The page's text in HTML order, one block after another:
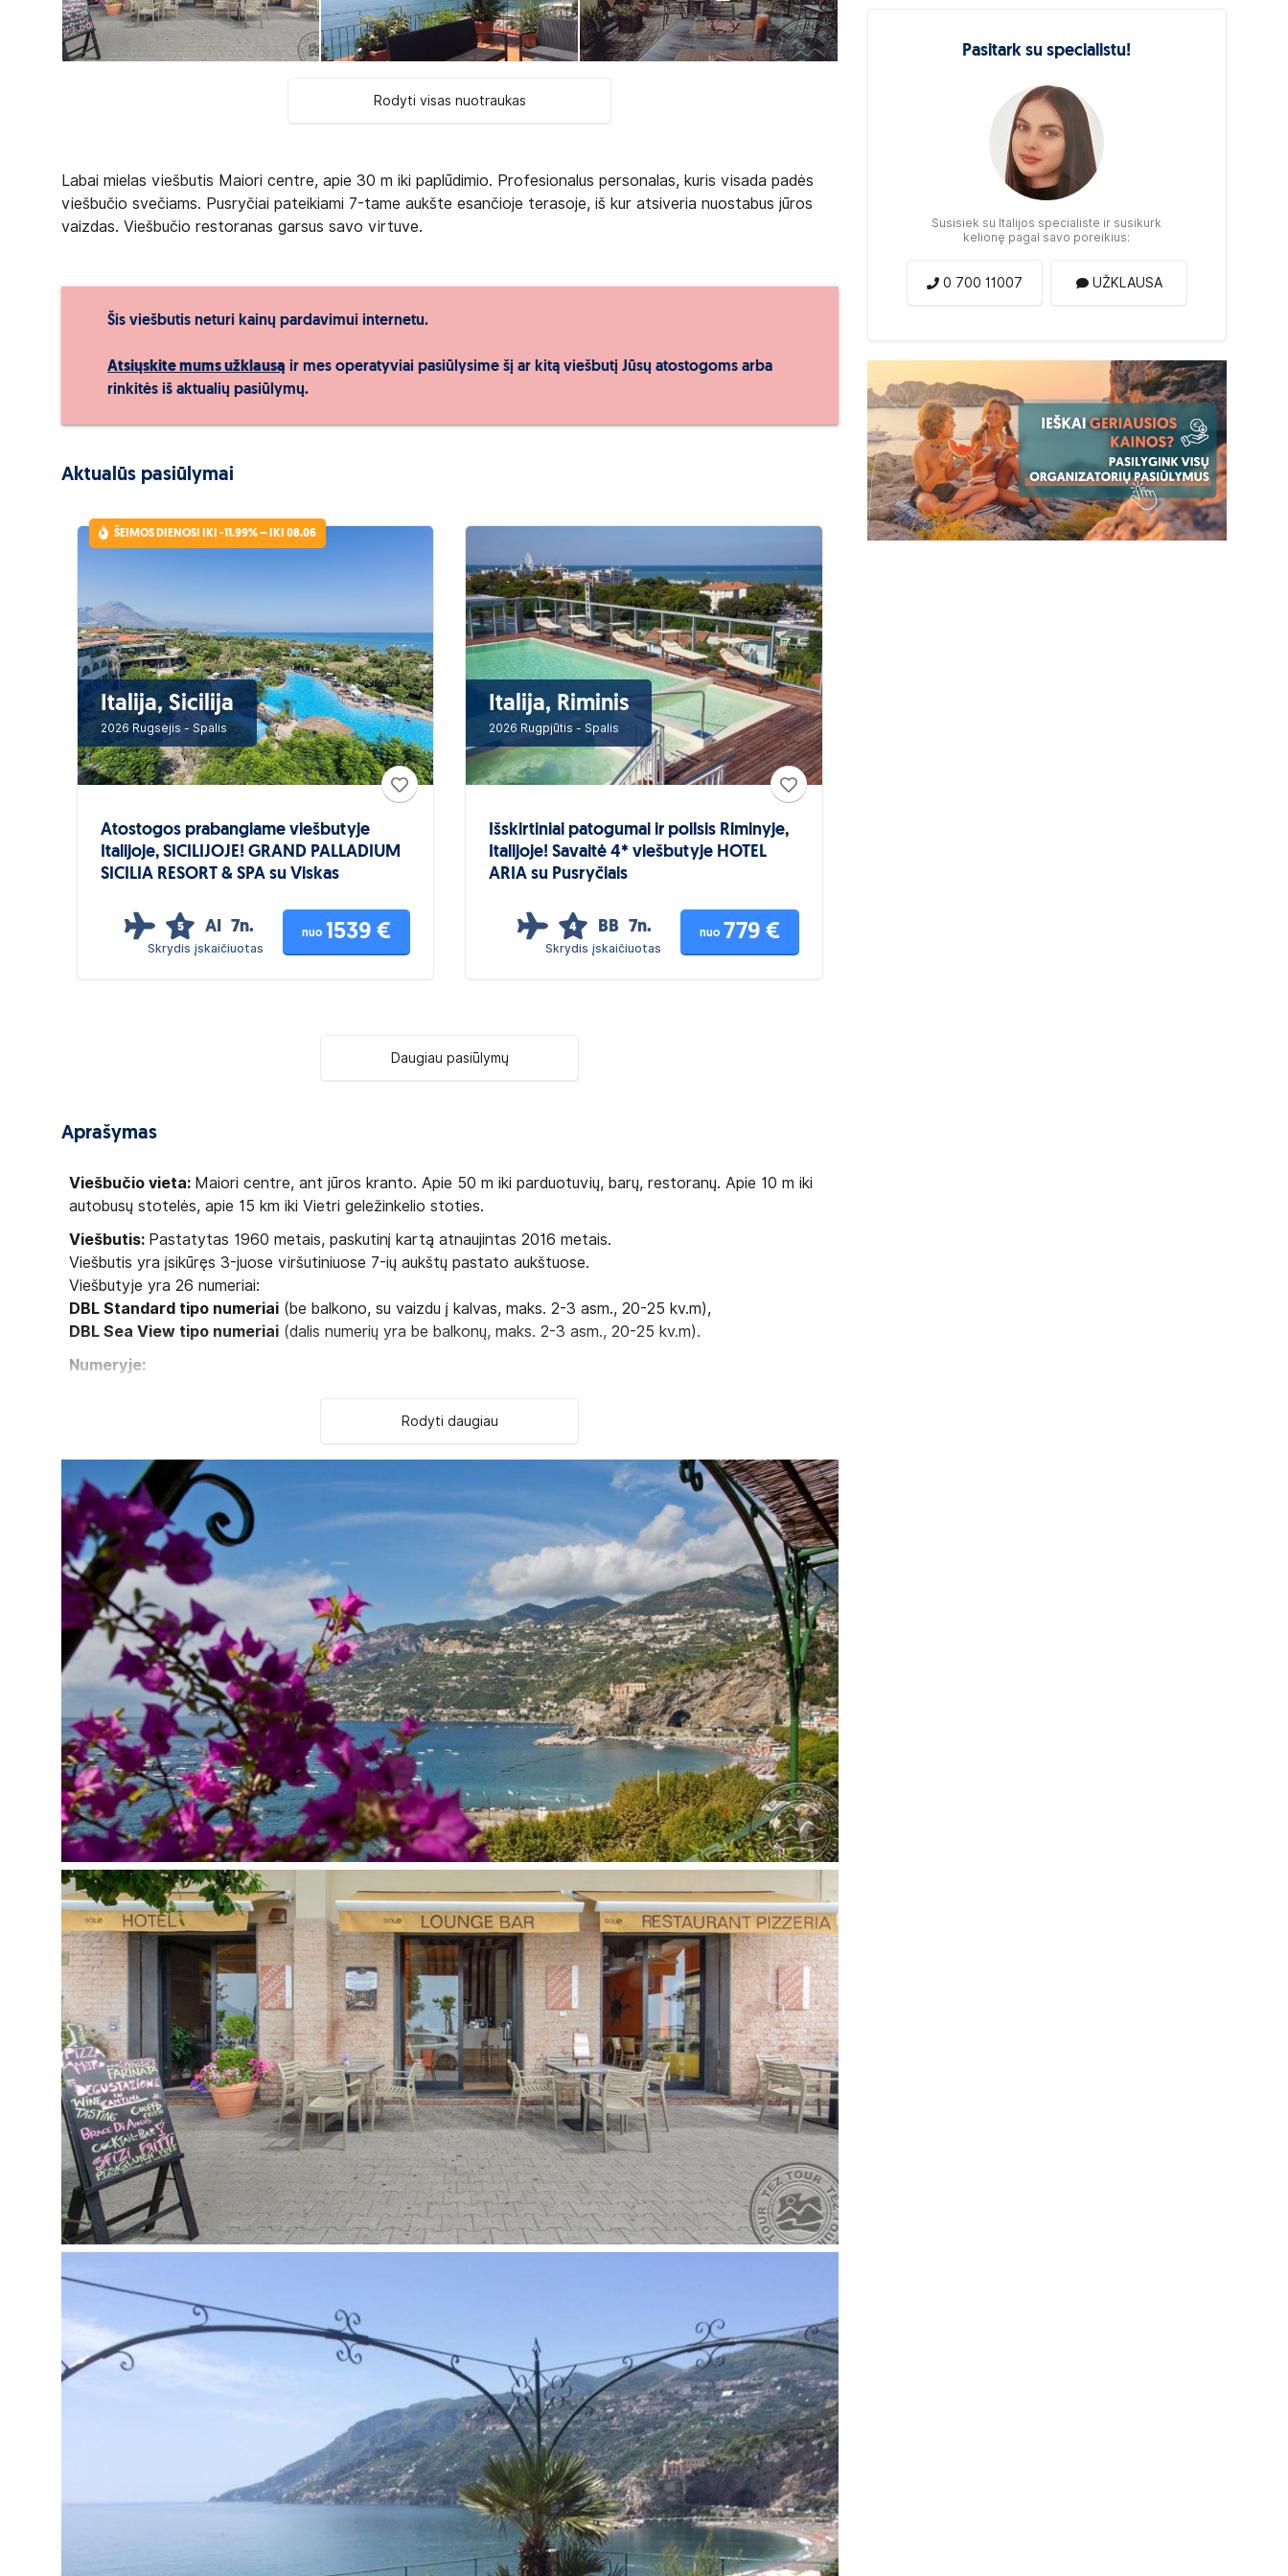
Rodyti visas nuotraukas
Labai mielas viešbutis Maiori centre, apie 30 m iki paplūdimio. Profesionalus personalas, kuris visada padės
viešbučio svečiams. Pusryčiai pateikiami 7-tame aukšte esančioje terasoje, iš kur atsiveria nuostabus jūros
vaizdas. Viešbučio restoranas garsus savo virtuve.
Šis viešbutis neturi kainų pardavimui internetu.
Atsiųskite mums užklausą ir mes operatyviai pasiūlysime šį ar kitą viešbutį Jūsų atostogoms arba
rinkitės iš aktualių pasiūlymų.
Aktualūs pasiūlymai
ŠEIMOS DIENOS! IKI -11.99% – IKI 08.06
Italija, Sicilija
2026 Rugsėjis - Spalis
Atostogos prabangiame viešbutyje
Italijoje, SICILIJOJE! GRAND PALLADIUM
SICILIA RESORT & SPA su Viskas
5 AI 7n.
Skrydis įskaičiuotas
nuo 1539 €
Italija, Riminis
2026 Rugpjūtis - Spalis
Išskirtiniai patogumai ir poilsis Riminyje,
Italijoje! Savaitė 4* viešbutyje HOTEL
ARIA su Pusryčiais
4 BB 7n.
Skrydis įskaičiuotas
nuo 779 €
Daugiau pasiūlymų
Aprašymas
Viešbučio vieta: Maiori centre, ant jūros kranto. Apie 50 m iki parduotuvių, barų, restoranų. Apie 10 m iki
autobusų stotelės, apie 15 km iki Vietri geležinkelio stoties.
Viešbutis: Pastatytas 1960 metais, paskutinį kartą atnaujintas 2016 metais.
Viešbutis yra įsikūręs 3-juose viršutiniuose 7-ių aukštų pastato aukštuose.
Viešbutyje yra 26 numeriai:
DBL Standard tipo numeriai (be balkono, su vaizdu į kalvas, maks. 2-3 asm., 20-25 kv.m),
DBL Sea View tipo numeriai (dalis numerių yra be balkonų, maks. 2-3 asm., 20-25 kv.m).
Numeryje:
Rankšluosčių keitimas: kasdien
Telefonas
Grindys: plytelės
Numerių tvarkymas: kasdien
Plaukų džiovintuvas: yra
Balkonas
Televizorius: palydovinė
Dušas
Internetas: Wi-Fi nemokamai
Balkonas ne visuose numeriuose
Viešbučio teritorijoje:
Registratūra
Barai: 1
Restoranai: 1
Automobilių stovėjimo aikštelė už papildomą mokestį
Belaidis internetas nemokamai
Liftas
Kontaktai:
Аdresas: Via Gaetano Capone 7,, 84010 Maiori SA, Italija
Telefonas: +39 089 877210
Internetinė svetainė:hotelsolemaiori.it
Rodyti daugiau
Pasitark su specialistu!
Susisiek su Italijos specialiste ir susikurk
kelionę pagal savo poreikius:
0 700 11007 UŽKLAUSA